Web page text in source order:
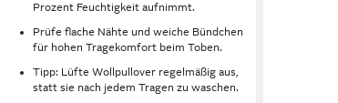
Prozent Feuchtigkeit aufnimmt.
Prüfe flache Nähte und weiche Bündchen
für hohen Tragekomfort beim Toben.
Tipp: Lüfte Wollpullover regelmäßig aus,
statt sie nach jedem Tragen zu waschen.